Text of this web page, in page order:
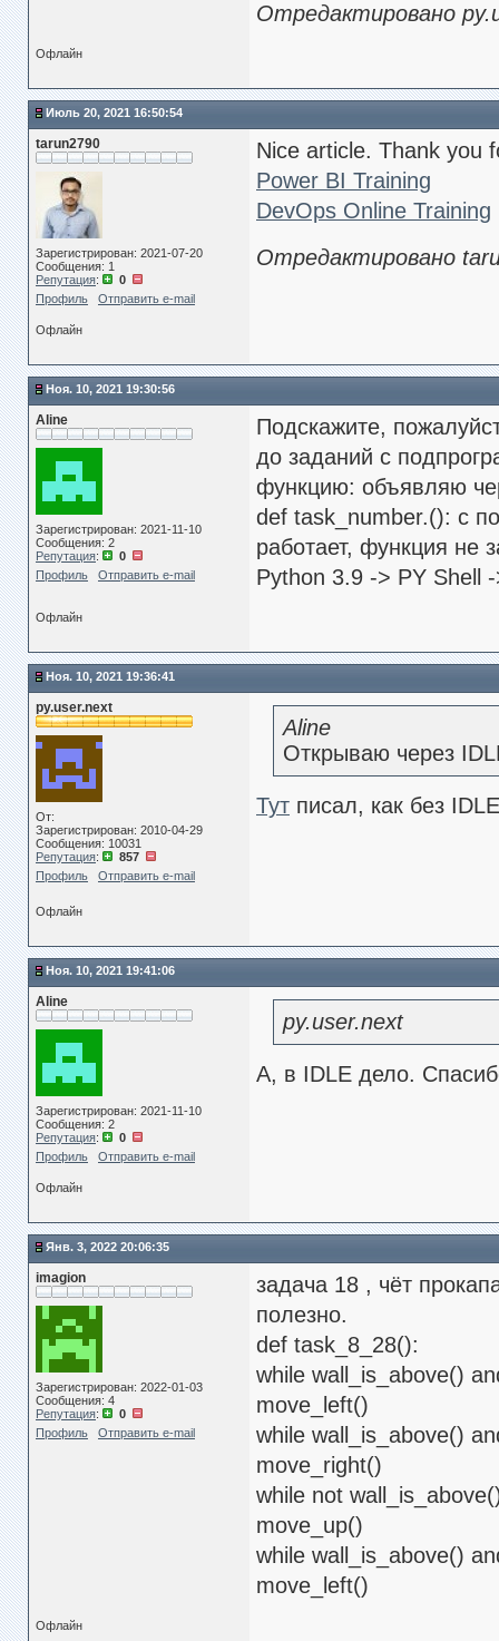
Отредактировано
Офлайн
Июль 20, 2021 16:50:54
tarun2790
Зарегистрирован: 2021-07-20
Сообщения: 1
Репутация:
0
Профиль
Отправить e-mail
Nice article. Thank you
Power BI Training
DevOps Online Training
Отредактировано
Офлайн
Ноя. 10, 2021 19:30:56
Aline
Зарегистрирован: 2021-11-10
Сообщения: 2
Репутация:
0
Профиль
Отправить e-mail
Подскажите,
до заданий с
функцию: объявляю
def task_number.(): с
работает, функция не
Python 3.9 -> PY Shell
Офлайн
Ноя. 10, 2021 19:36:41
py.user.next
От:
Зарегистрирован: 2010-04-29
Сообщения: 10031
Репутация:
857
Профиль
Отправить e-mail
Aline
Открываю через
Тут писал, как без
Офлайн
Ноя. 10, 2021 19:41:06
Aline
Зарегистрирован: 2021-11-10
Сообщения: 2
Репутация:
0
Профиль
Отправить e-mail
py.user.next
А, в IDLE дело.
Офлайн
Янв. 3, 2022 20:06:35
imagion
Зарегистрирован: 2022-01-03
Сообщения: 4
Репутация:
0
Профиль
Отправить e-mail
задача 18 , чёт
полезно.
def task_8_28():
while wall_is_above()
move_left()
while wall_is_above()
move_right()
while not
move_up()
while wall_is_above()
move_left()
Офлайн